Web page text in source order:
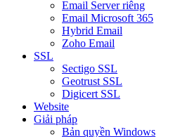
Email Server riêng
Email Microsoft 365
Hybrid Email
Zoho Email
SSL
Sectigo SSL
Geotrust SSL
Digicert SSL
Website
Giải pháp
Bản quyền Windows